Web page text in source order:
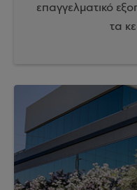
επαγγελματικό
τα